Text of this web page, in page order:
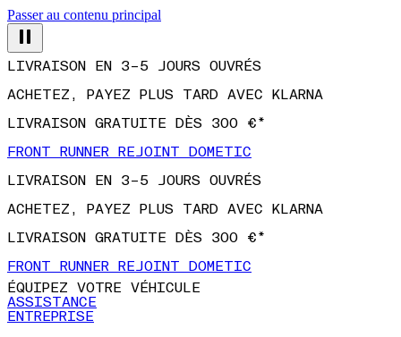
Passer au contenu principal
ACHETEZ, PAYEZ PLUS TARD AVEC KLARNA
LIVRAISON GRATUITE DÈS 300 €*
FRONT RUNNER REJOINT DOMETIC
LIVRAISON EN 3–5 JOURS OUVRÉS
ACHETEZ, PAYEZ PLUS TARD AVEC KLARNA
LIVRAISON GRATUITE DÈS 300 €*
FRONT RUNNER REJOINT DOMETIC
ÉQUIPEZ VOTRE VÉHICULE
ASSISTANCE
ENTREPRISE